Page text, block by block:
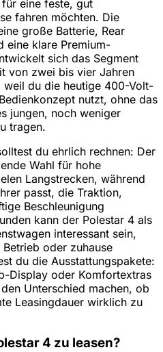
eine feste, gut
fahren möchten. Die
große Batterie, Rear
eine klare Premium-
sich das Segment
von zwei bis vier Jahren
weil du die heutige 400-Volt-
nutzt, ohne das
jungen, noch weniger
tragen.
du ehrlich rechnen: Der
Wahl für hohe
Langstrecken, während
passt, die Traktion,
Beschleunigung
kann der Polestar 4 als
interessant sein,
oder zuhause
du die Ausstattungspakete:
Display oder Komfortextras
Unterschied machen, ob
Leasingdauer wirklich zu
4 zu leasen?